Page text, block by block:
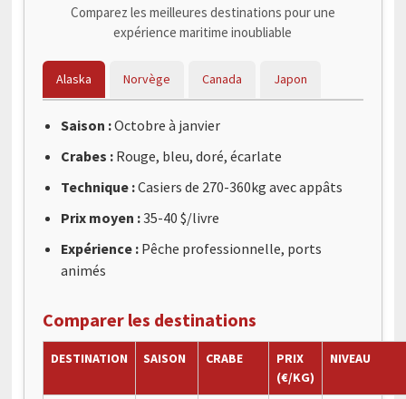
Comparez les meilleures destinations pour une
expérience maritime inoubliable
Alaska Norvège Canada Japon
Saison :Octobre à janvier
Crabes : Rouge, bleu, doré, écarlate
Technique :Casiers de 270-360kg avec appâts
Prix moyen :35-40 $/livre
Expérience : Pêche professionnelle, ports
animés
Comparer les destinations
DESTINATION SAISON CRABE
PRIX
(€/KG)
NIVEAU